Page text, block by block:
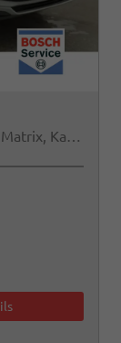
Sportline 1.5 TSI DSG Sportline, AHK, Navi, Matrix, Kamera, el. Klappe, 5-J. Garantie